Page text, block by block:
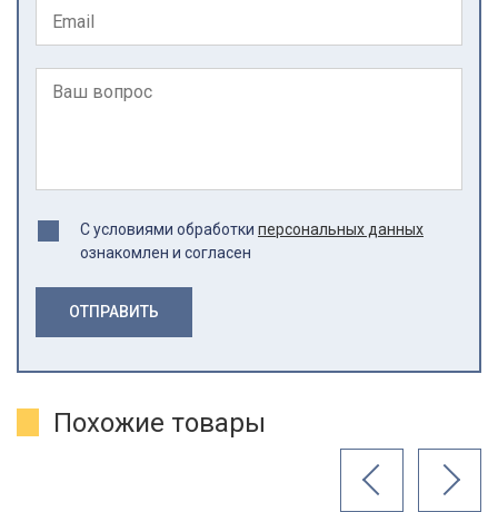
С условиями обработки персональных данных
ознакомлен и согласен
ОТПРАВИТЬ
Похожие товары